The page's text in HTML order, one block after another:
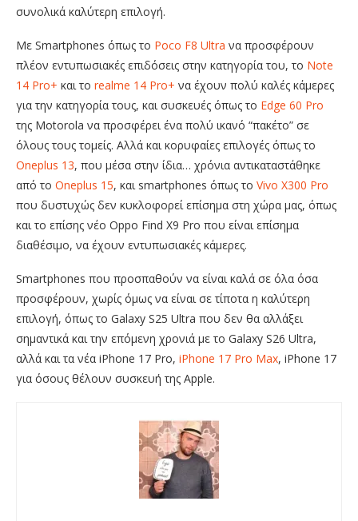
συνολικά καλύτερη επιλογή.
Με Smartphones όπως το Poco F8 Ultra να προσφέρουν
πλέον εντυπωσιακές επιδόσεις στην κατηγορία του, το Note
14 Pro+ και το realme 14 Pro+ να έχουν πολύ καλές κάμερες
για την κατηγορία τους, και συσκευές όπως το Edge 60 Pro
της Motorola να προσφέρει ένα πολύ ικανό “πακέτο” σε
όλους τους τομείς. Αλλά και κορυφαίες επιλογές όπως το
Oneplus 13, που μέσα στην ίδια… χρόνια αντικαταστάθηκε
από το Oneplus 15, και smartphones όπως το Vivo X300 Pro
που δυστυχώς δεν κυκλοφορεί επίσημα στη χώρα μας, όπως
και το επίσης νέο Oppo Find X9 Pro που είναι επίσημα
διαθέσιμο, να έχουν εντυπωσιακές κάμερες.
Smartphones που προσπαθούν να είναι καλά σε όλα όσα
προσφέρουν, χωρίς όμως να είναι σε τίποτα η καλύτερη
επιλογή, όπως το Galaxy S25 Ultra που δεν θα αλλάξει
σημαντικά και την επόμενη χρονιά με το Galaxy S26 Ultra,
αλλά και τα νέα iPhone 17 Pro, iPhone 17 Pro Max, iPhone 17
για όσους θέλουν συσκευή της Apple.